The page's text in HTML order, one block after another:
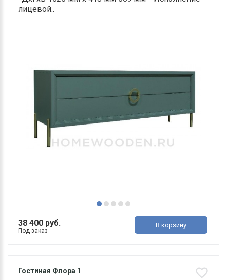
лицевой..
38 400 руб.
Под заказ
В корзину
Гостиная Флора 1